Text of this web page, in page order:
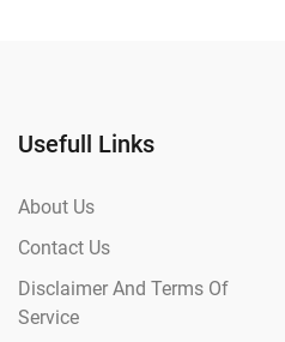
Usefull Links
About Us
Contact Us
Disclaimer And Terms Of
Service